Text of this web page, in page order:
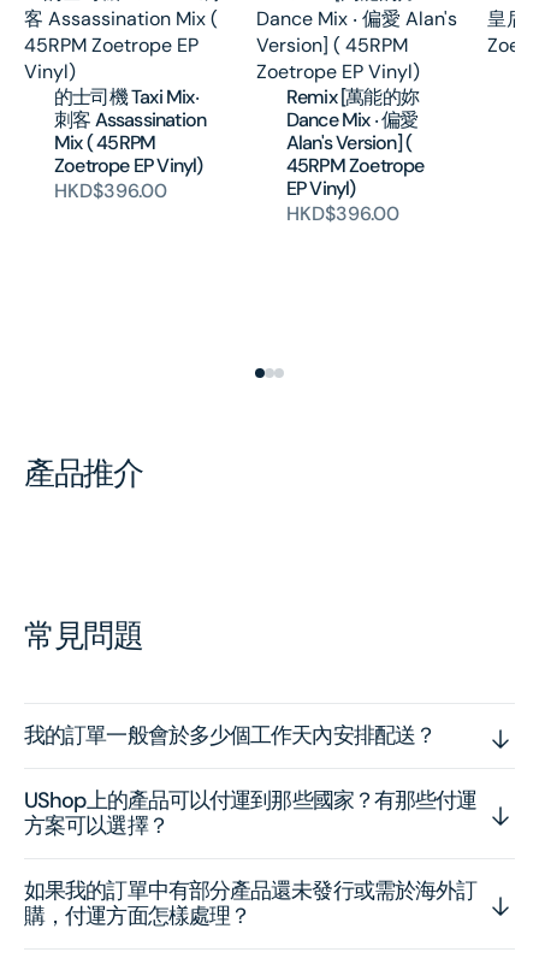
的士司機 Taxi Mix‧
刺客 Assassination
Mix ( 45RPM
Zoetrope EP Vinyl)
HKD$396.00
Remix [萬能的妳
Dance Mix ‧ 偏愛
Alan's Version] (
45RPM Zoetrope
EP Vinyl)
HKD$396.00
產品推介
常見問題
我的訂單一般會於多少個工作天內安排配送？
UShop上的產品可以付運到那些國家？有那些付運
方案可以選擇？
如果我的訂單中有部分產品還未發行或需於海外訂
購，付運方面怎樣處理？